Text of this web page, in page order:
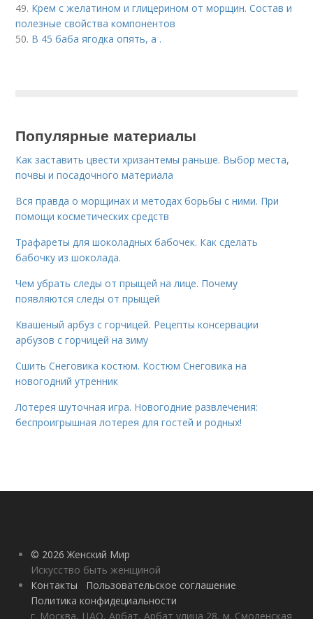
49. Крем с желатином и глицерином от морщин. Состав и
полезные свойства компонентов
50. В 45 баба ягодка опять, а .
Популярные материалы
Как заставить цвести хризантемы раньше. Выбор места,
почвы и посадочного материала
Вся правда о морщинах и методах борьбы с ними. При
помощи косметических средств
Трафареты для шоколадных бабочек. Как сделать
бабочку из шоколада.
Чем убрать следы от прыщей на лице. Почему
появляются следы от прыщей
Квашеный арбуз с горчицей. Рецепты консервации
арбузов с горчицей на зиму
Сшить Снеговика костюм. Костюм Снеговика на
новогодний утренник
Лотерея шуточная игра. Новогодние развлечения:
беспроигрышная лотерея для гостей и родных!
© 2026 Женский Мир
Искусство быть женщиной
Контакты
Пользовательское соглашение
Политика конфидециальности
г. Москва, ЦАО, Арбат, Арбат улица 28, м. Смоленская